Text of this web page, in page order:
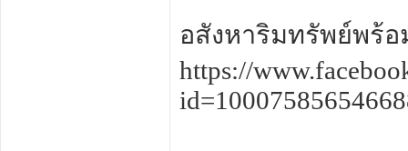
อสังหาริมทรัพย์พร้อ
https://